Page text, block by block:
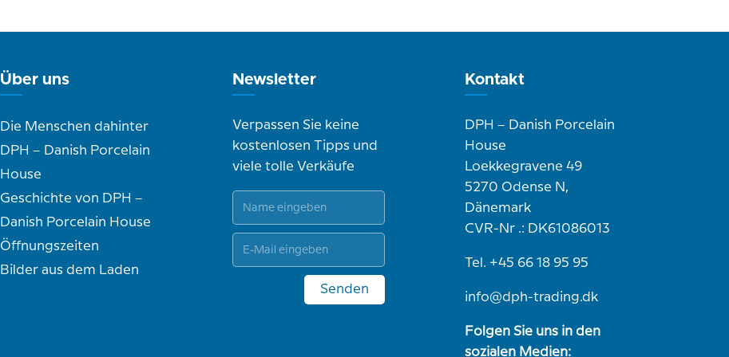
Über uns
Die Menschen dahinter
DPH – Danish Porcelain
House
Geschichte von DPH –
Danish Porcelain House
Öffnungszeiten
Bilder aus dem Laden
Newsletter
Verpassen Sie keine
kostenlosen Tipps und
viele tolle Verkäufe
Senden
Kontakt
DPH – Danish Porcelain
House
Loekkegravene 49
5270 Odense N,
Dänemark
CVR-Nr .: DK61086013
Tel. +45 66 18 95 95
info@dph-trading.dk
Folgen Sie uns in den
sozialen Medien: